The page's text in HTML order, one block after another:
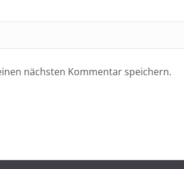
nächsten Kommentar speichern.